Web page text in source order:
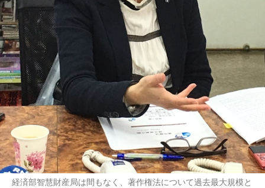
経済部智慧財産局は間もなく、著作権法について過去最大規模と